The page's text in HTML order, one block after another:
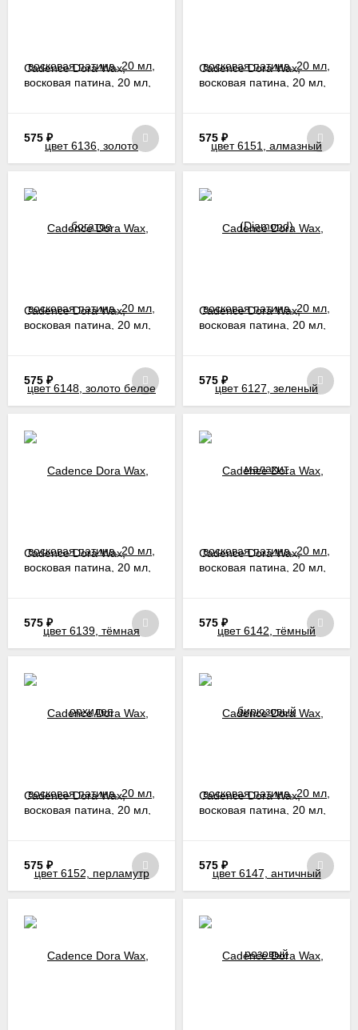
можете нанести лак. Восковая патина не потускнеет и не
размоется.
смотрится на тёмных рельефных поверхностях. Для
получения дополнительных эффектов цвета можно
Cadence Dora Wax,
восковая патина, 20 мл,
575 ₽
Cadence Dora Wax,
восковая патина, 20 мл,
575 ₽
Cadence Dora Wax,
восковая патина, 20 мл,
575 ₽
Cadence Dora Wax,
восковая патина, 20 мл,
575 ₽
Cadence Dora Wax,
восковая патина, 20 мл,
575 ₽
Cadence Dora Wax,
восковая патина, 20 мл,
575 ₽
Cadence Dora Wax,
восковая патина, 20 мл,
575 ₽
Cadence Dora Wax,
восковая патина, 20 мл,
575 ₽